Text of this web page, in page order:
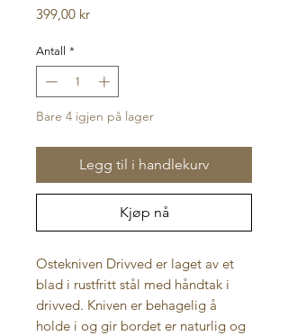
399,00 krPris
Antall *
Bare 4 igjen på lager
Legg til i handlekurv
Kjøp nå
Ostekniven Drivved er laget av et
blad i rustfritt stål med håndtak i
drivved. Kniven er behagelig å
holde i og gir bordet er naturlig og